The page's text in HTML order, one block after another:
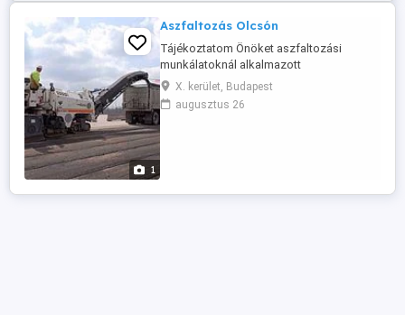
1
Aszfaltozás Olcsón
Tájékoztatom Önöket aszfaltozási
munkálatoknál alkalmazott
egységárainkról, kérem amennyiben volna
beépíthető területük szívesen állunk
rendelkezésükre. Tárgy: Út aszfaltozása
X. kerület, Budapest
augusztus 26